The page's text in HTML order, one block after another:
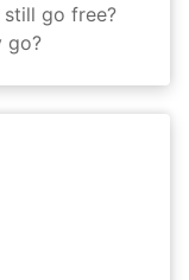
go free?
go?